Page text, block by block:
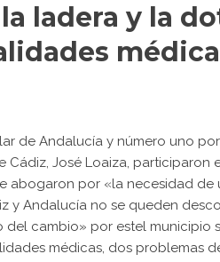
ladera y la
de Andalucía y número uno
Cádiz, José Loaiza, participaron
abogaron por «la necesidad
y Andalucía no se queden
cambio» por estel municipio
médicas, dos problemas